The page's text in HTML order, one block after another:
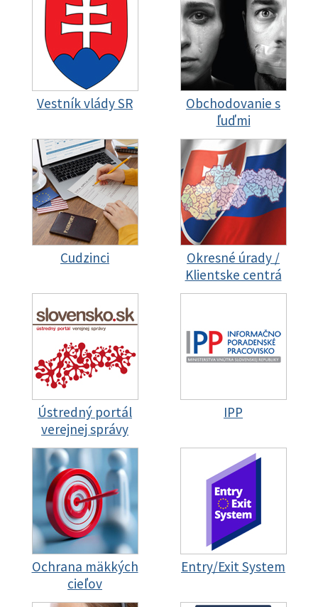
Vestník vlády SR
Obchodovanie s
ľuďmi
Cudzinci
Okresné úrady /
Klientske centrá
Ústredný portál
verejnej správy
IPP
Ochrana mäkkých
cieľov
Entry/Exit System